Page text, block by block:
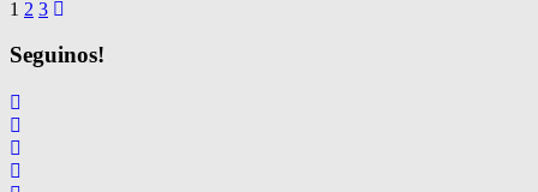
Navegación
de
entradas
1 2 3
Seguinos!